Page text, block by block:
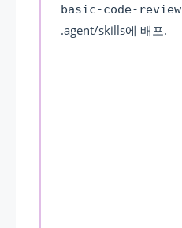
basic-code-review
.agent/skills에 배포.